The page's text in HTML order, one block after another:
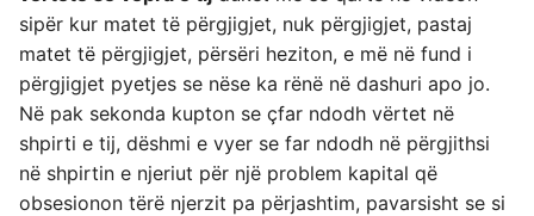
sipër kur matet të përgjigjet, nuk përgjigjet, pastaj
matet të përgjigjet, përsëri heziton, e më në fund i
përgjigjet pyetjes se nëse ka rënë në dashuri apo jo.
Në pak sekonda kupton se çfar ndodh vërtet në
shpirti e tij, dëshmi e vyer se far ndodh në përgjithsi
në shpirtin e njeriut për një problem kapital që
obsesionon tërë njerzit pa përjashtim, pavarsisht se si